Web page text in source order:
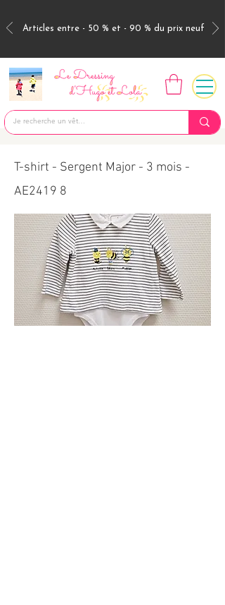
Articles entre - 50 % et - 90 % du prix neuf
T-shirt - Sergent Major - 3 mois -
AE2419 8